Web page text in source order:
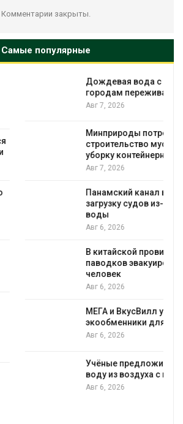
Комментарии закрыты.
Самые популярные
вода с крыш может помочь
переживать жару
потребовало ускорить
мусорных объектов и
контейнерных площадок
канал вновь ограничивает
судов из-за дефицита пресной
провинции Шэньси из-за
эвакуировали более 140 тыс.
и ВкусВилл установили
для сбора вторсырья
предложили получать питьевую
из воздуха с помощью ветра